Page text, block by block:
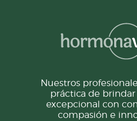
Nuestros
práctica de
excepcional con
compasión e